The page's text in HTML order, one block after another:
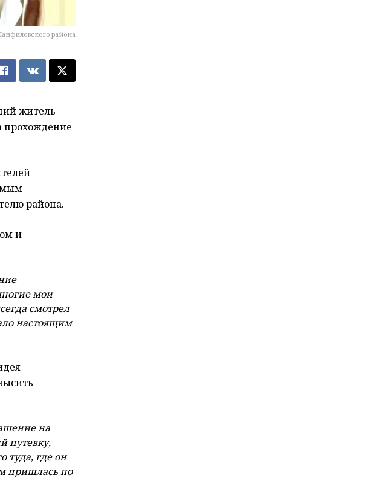
района
житель
прохождение
района.
и
мои
смотрел
настоящим
на
путевку,
туда, где он
пришлась по